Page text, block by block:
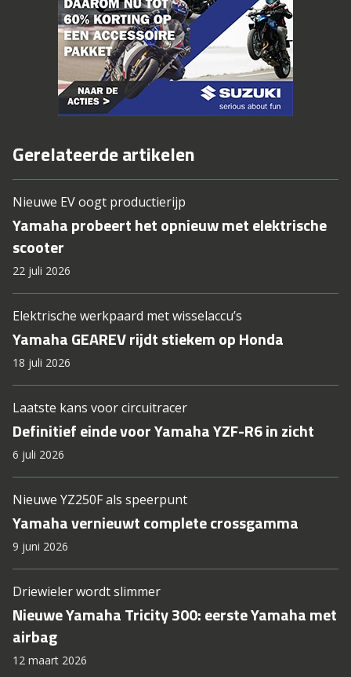
Gerelateerde artikelen
Nieuwe EV oogt productierijp
Yamaha probeert het opnieuw met elektrische
scooter
22 juli 2026
Elektrische werkpaard met wisselaccu’s
Yamaha GEAREV rijdt stiekem op Honda
18 juli 2026
Laatste kans voor circuitracer
Definitief einde voor Yamaha YZF-R6 in zicht
6 juli 2026
Nieuwe YZ250F als speerpunt
Yamaha vernieuwt complete crossgamma
9 juni 2026
Driewieler wordt slimmer
Nieuwe Yamaha Tricity 300: eerste Yamaha met
airbag
12 maart 2026